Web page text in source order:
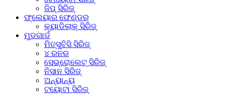
ଜିପ୍ ସିରିଜ୍
ଫ୍ଲେୟାର ଫେଣ୍ଡର୍
କ୍ୟାଡିଲାକ୍ ସିରିଜ୍
ମୁଡଗାର୍ଡ
ମିତ୍ସୁବିସି ସିରିଜ୍
୪ ରନର
ସେଭ୍ରୋଲେଟ୍ ସିରିଜ୍
ନିସାନ ସିରିଜ୍
ଅନ୍ୟାନ୍ୟ
ଟୟୋଟା ସିରିଜ୍